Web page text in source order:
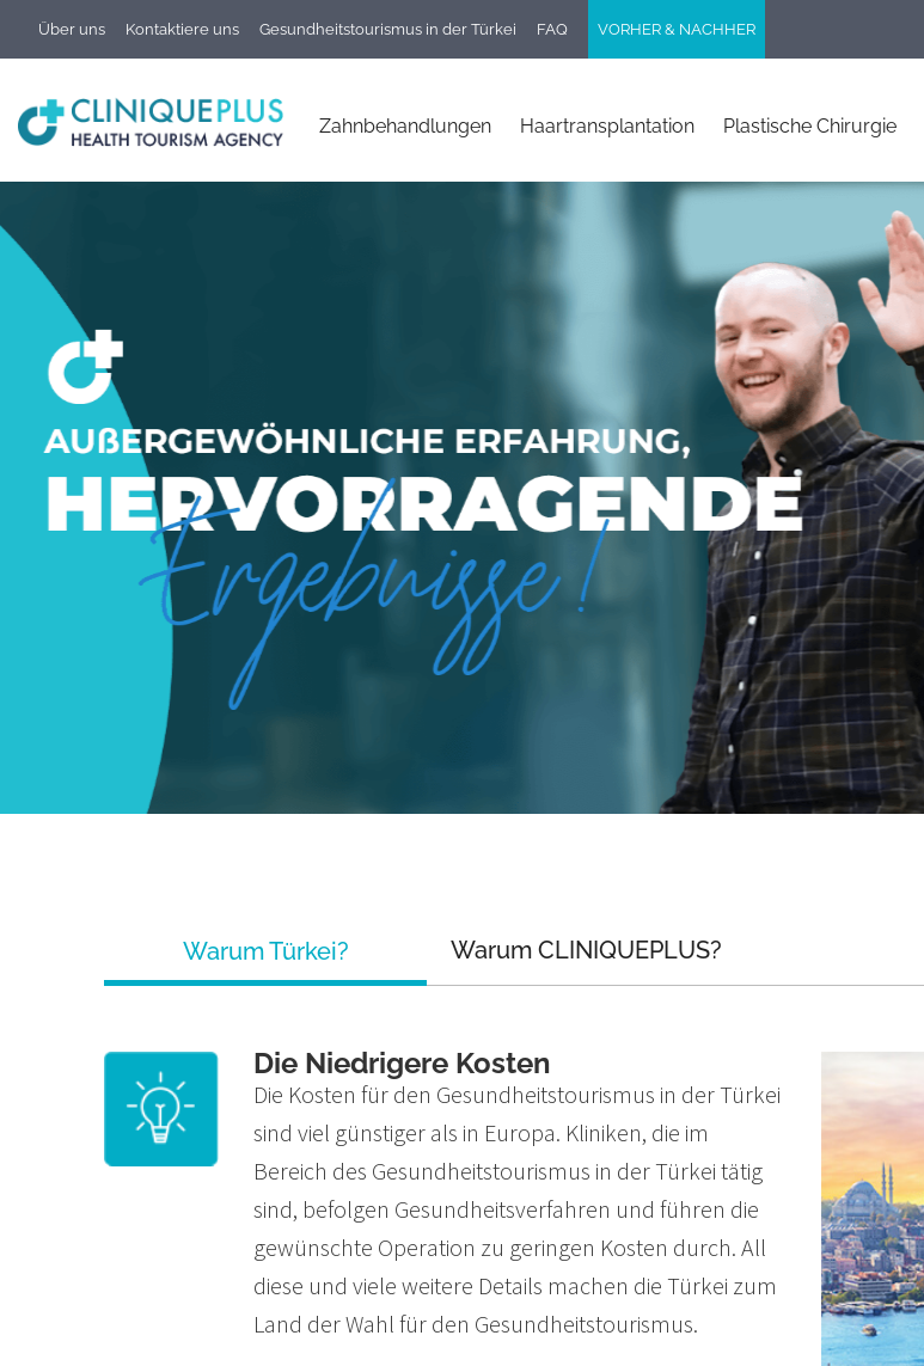
Über uns Kontaktiere uns Gesundheitstourismus in der Türkei FAQ VORHER & NACHHER
Zahnbehandlungen Haartransplantation Plastische Chirurgie
Warum Türkei? Warum CLINIQUEPLUS?
Die Niedrigere Kosten
Die Kosten für den Gesundheitstourismus in der Türkei
sind viel günstiger als in Europa. Kliniken, die im
Bereich des Gesundheitstourismus in der Türkei tätig
sind, befolgen Gesundheitsverfahren und führen die
gewünschte Operation zu geringen Kosten durch. All
diese und viele weitere Details machen die Türkei zum
Land der Wahl für den Gesundheitstourismus.